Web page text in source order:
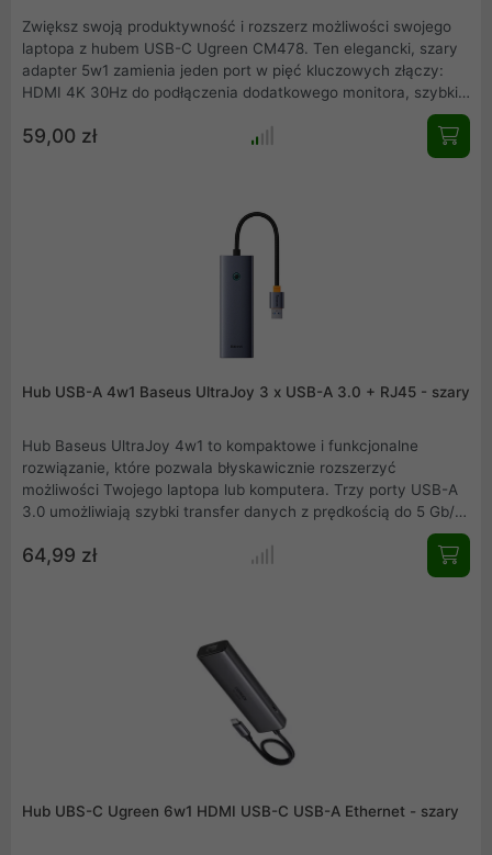
Zwiększ swoją produktywność i rozszerz możliwości swojego
laptopa z hubem USB-C Ugreen CM478. Ten elegancki, szary
adapter 5w1 zamienia jeden port w pięć kluczowych złączy:
HDMI 4K 30Hz do podłączenia dodatkowego monitora, szybki
port USB-A 3.0 do błyskawicznego transferu danych, dwa
porty USB-A 2.0 na akcesoria oraz dodatkowy port USB-C.
Idealny do pracy i rozrywki, wykonany z trwałego aluminium.
59,00 zł
Hub USB-A 4w1 Baseus UltraJoy 3 x USB-A 3.0 + RJ45 - szary
Hub Baseus UltraJoy 4w1 to kompaktowe i funkcjonalne
rozwiązanie, które pozwala błyskawicznie rozszerzyć
możliwości Twojego laptopa lub komputera. Trzy porty USB-A
3.0 umożliwiają szybki transfer danych z prędkością do 5 Gb/s,
natomiast port RJ45 zapewnia stabilny dostęp do Internetu z
prędkością do 1000 Mb/s. Urządzenie jest niezwykle lekkie i
publicznych. Aluminiowa obudowa oraz uniwersalna
kompatybilność sprawiają, że to niezbędne akcesorium do
biura, podróży i pracy zdalnej.
64,99 zł
Hub UBS-C Ugreen 6w1 HDMI USB-C USB-A Ethernet - szary